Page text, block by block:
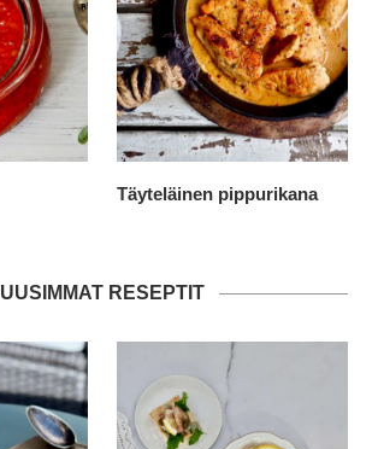
Täyteläinen pippurikana
UUSIMMAT RESEPTIT